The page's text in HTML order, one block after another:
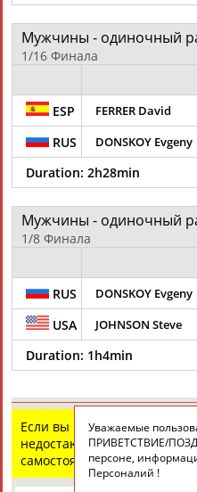
ЕЩЁ
ТАБЛО АКТИВНОСТИ
ЦЕЛИ ПРОЕКТА КОНТАКТЫ
Вопросы сотрудничества и
© Стадион, 1998-2026
Разработка и поддержка ООО НАИТ
Адресов в новостной рассылке:
Подпишись
Мужчины - одиночный
1/16 Финала
ESP
FERRER David
RUS
DONSKOY Evgeny
Duration: 2h28min
Мужчины - одиночный
1/8 Финала
RUS
DONSKOY Evgeny
USA
JOHNSON Steve
Duration: 1h4min
Если вы нашли ошибку в
недостающую
самостоятельно
Уважаемые
ПРИВЕТСТВИЕ/
персоне,
Персоналий !